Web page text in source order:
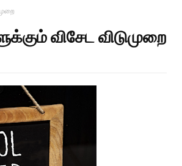
விசேட விடுமுறை